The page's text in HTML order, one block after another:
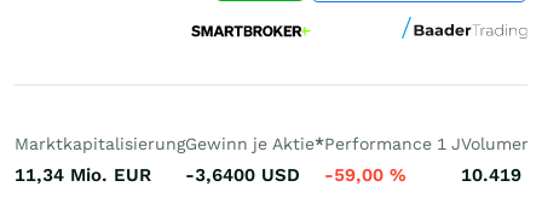
Marktkapitalisierung
11,34 Mio. EUR
Gewinn je Aktie*
-3,6400 USD
Performance 1 J
-59,00 %
Volumen
10.419